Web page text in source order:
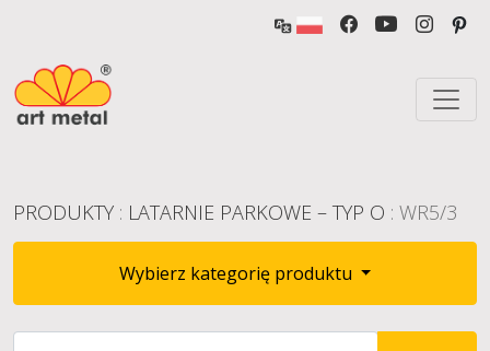
PRODUKTY : LATARNIE PARKOWE – TYP O : WR5/3
Wybierz kategorię produktu